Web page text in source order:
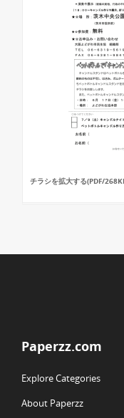
チラシを拡大する(PDF/
Paperzz.com
Explore Categories
About Paperzz